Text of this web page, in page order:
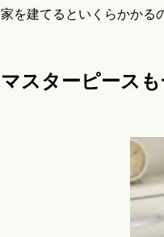
家を建てるといくらかかる
マスターピース